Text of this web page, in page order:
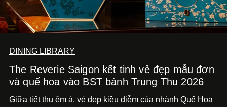
DINING LIBRARY
The Reverie Saigon kết tinh vẻ đẹp mẫu đơn
và quế hoa vào BST bánh Trung Thu 2026
Giữa tiết thu êm ả, vẻ đẹp kiều diễm của nhành Quế Hoa